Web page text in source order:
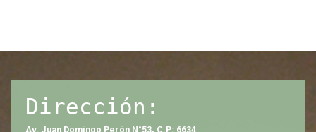
Dirección:
Av. Juan Domingo Perón N°53, C.P: 6634